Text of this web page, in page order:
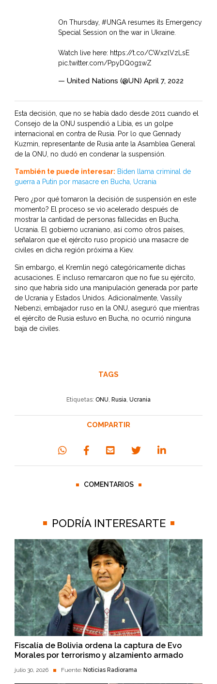
On Thursday, #UNGA resumes its Emergency
Special Session on the war in Ukraine.
Watch live here: https://t.co/CWxzlVzLsE
pic.twitter.com/PpyDQ0g1wZ
— United Nations (@UN) April 7, 2022
Esta decisión, que no se había dado desde 2011 cuando el
Consejo de la ONU suspendió a Libia, es un golpe
internacional en contra de Rusia. Por lo que Gennady
Kuzmin, representante de Rusia ante la Asamblea General
de la ONU, no dudó en condenar la suspensión.
También te puede interesar: Biden llama criminal de
guerra a Putin por masacre en Bucha, Ucrania
Pero ¿por qué tomaron la decisión de suspensión en este
momento? El proceso se vio acelerado después de
mostrar la cantidad de personas fallecidas en Bucha,
Ucrania. El gobierno ucraniano, así como otros países,
señalaron que el ejército ruso propició una masacre de
civiles en dicha región próxima a Kiev.
Sin embargo, el Kremlin negó categóricamente dichas
acusaciones. E incluso remarcaron que no fue su ejército,
sino que habría sido una manipulación generada por parte
de Ucrania y Estados Unidos. Adicionalmente, Vassily
Nebenzi, embajador ruso en la ONU, aseguró que mientras
el ejército de Rusia estuvo en Bucha, no ocurrió ninguna
baja de civiles.
TAGS
Etiquetas: ONU, Rusia, Ucrania
COMPARTIR
COMENTARIOS
PODRÍA INTERESARTE
Fiscalía de Bolivia ordena la captura de Evo
Morales por terrorismo y alzamiento armado
julio 30, 2026 Fuente: Noticias Radiorama